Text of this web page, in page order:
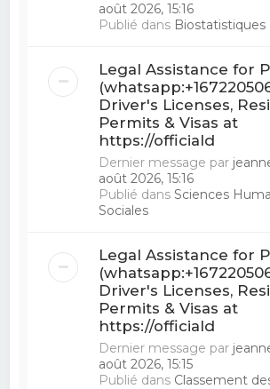
août 2026, 15:16
Publié dans Biostatistiques
Legal Assistance for
Driver's Licenses,
Permits & Visas at
https://officiald
Dernier message par
août 2026, 15:16
Publié dansSciences
Sociales
Legal Assistance for
Driver's Licenses,
Permits & Visas at
https://officiald
Dernier message par
août 2026, 15:15
Publié dans Classement